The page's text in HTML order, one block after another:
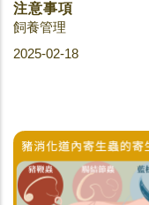
注意事項
飼養管理
2025-02-18